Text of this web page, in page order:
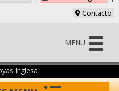
Contacto
MENU
Inglesa